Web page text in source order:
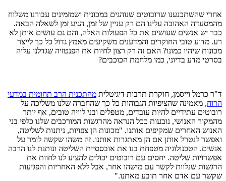
אחרי שהשתכנענו שרובוטים שנוהגים במכונית ושמזמינים עבורנו משלוח
מהמסעדה האהובה עלינו הם רק עניין של זמן, הגיע זמן לשאלה הבאה.
כבר יש אנשים שעושים את כל הפעולות האלה, והם גם עושים אותן לא
רע. מדוע טובי החוקרים והמדענים משקיעים מאמץ גדול כל כך לייצר
מכונות שיהיו כמונו? האם זה רק רצון לחיות את הפנטזיה שגדלנו עליה
בסרטי מדע בדיוני, כמו מלחמת הכוכבים?
ד"ר כרמל וייסמן, חוקרת תרבות דיגיטלית מהתכנית הרב תחומית במדעי
הרוח, מאמינה שהציפיות הגבוהות כל כך שהחברה שלנו משליכה על
רובוטים עתידיים להיות עובדים, מטפלים ובני לוויה טובים, אף יותר
מהמקור האנושי, נובעות ככל הנראה מהרגשות המורכבים שלנו כלפי בני
האנוש האחרים שמקיפים אותנו. "מכונות הן צפויות, ניתנות לשליטה,
ואפשר לנטרל אותן אם הן מאתגרות אותנו. זה משהו שקשה לומר על
אנשים. הטכנולוגיה מטפחת בנו את אובססיית השליטה ונותנת לנו הרבה
אפשרויות שליטה. יחסים עם רובוטים יכולים להציע לנו לחוות את
הרגשות שנלוות לקשר עם מישהו אחר, אבל ללא האחריות והפגיעות
שקשר עם אדם אחר תובע מאתנו."